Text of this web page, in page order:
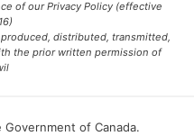
of our Privacy Policy (effective
distributed, transmitted,
the prior written permission of
of Canada.